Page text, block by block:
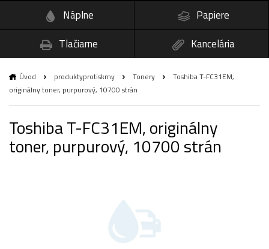
Náplne
Papiere
Tlačiarne
Kancelária
Úvod produktyprotiskrny Tonery
Toshiba T-FC31EM,
originálny toner, purpurový, 10700 strán
Toshiba T-FC31EM, originálny
toner, purpurový, 10700 strán